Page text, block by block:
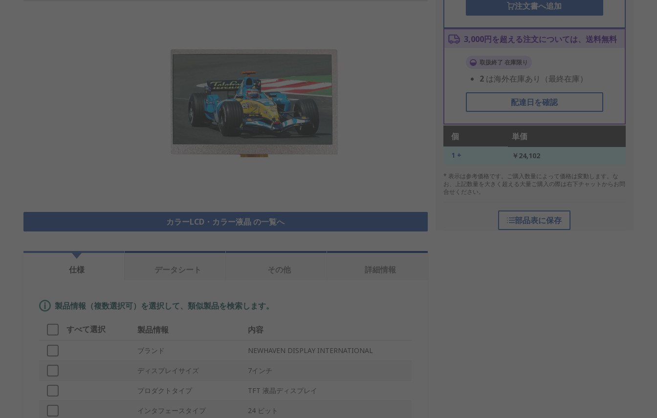
カラーLCD・カラー液晶 の一覧へ
注文書へ追加
3,000円を超える注文については、送料無料
取扱終了 在庫限り
2 は海外在庫あり（最終在庫）
配達日を確認
個 単価
1 + ￥24,102
* 表示は参考価格です。ご購入数量によって価格は変動します。な
お、上記数量を大きく超える大量ご購入の際は右下チャットからお問
合せください。
部品表に保存
仕様 データシート その他 詳細情報
製品情報（複数選択可）を選択して、類似製品を検索します。
すべて選択 製品情報 内容
ブランド NEWHAVEN DISPLAY INTERNATIONAL
ディスプレイサイズ 7インチ
プロダクトタイプ TFT 液晶ディスプレイ
インタフェースタイプ 24 ビット